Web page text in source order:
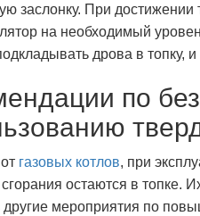
заслонку. При
на необходимый
дрова в топку,
по
газовых котлов, при
остаются в топке.
другие мероприятия по